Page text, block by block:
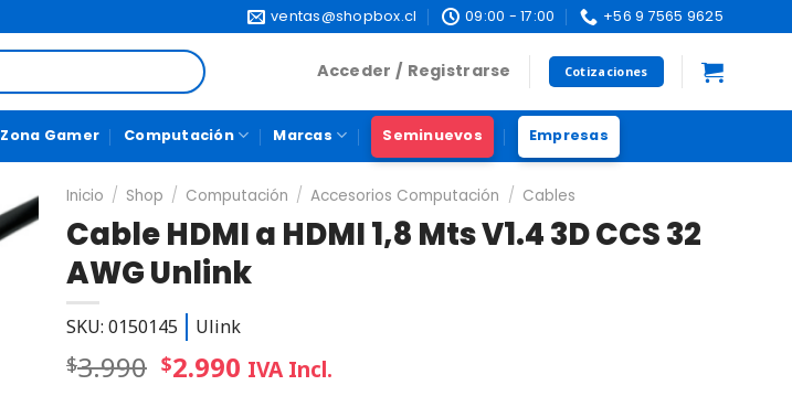
ventas@shopbox.cl 09:00 - 17:00 +56 9 7565 9625
Acceder / Registrarse Cotizaciones
Zona Gamer Computación Marcas Seminuevos Empresas
Inicio / Shop / Computación / Accesorios Computación / Cables
Cable HDMI a HDMI 1,8 Mts V1.4 3D CCS 32
AWG Unlink
SKU: 0150145 Ulink
$3.990 $2.990 IVA Incl.